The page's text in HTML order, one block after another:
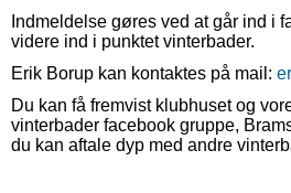
Indmeldelse gøres ved at går ind i
videre ind i punktet vinterbader.
Erik Borup kan kontaktes på mail:
Du kan få fremvist klubhuset og
vinterbader facebook gruppe,
du kan aftale dyp med andre